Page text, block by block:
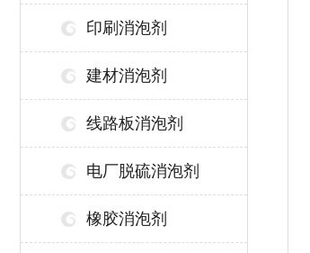
印刷消泡剂
建材消泡剂
线路板消泡剂
电厂脱硫消泡剂
橡胶消泡剂